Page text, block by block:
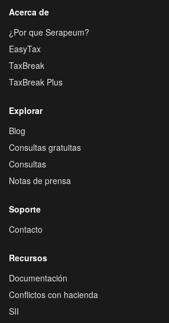
Acerca de
¿Por que Serapeum?
EasyTax
TaxBreak
TaxBreak Plus
Explorar
Blog
Consultas gratuitas
Consultas
Notas de prensa
Soporte
Contacto
Recursos
Documentación
Conflictos con hacienda
SII